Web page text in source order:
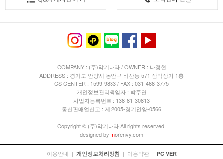
COMPANY : (주)악기나라 / OWNER : 나정현
ADDRESS : 경기도 안양시 동안구 비산동 571 삼익상가 1층
CS CENTER : 1599-9833 / FAX : 031-468-3775
개인정보관리책임자 : 박주연
사업자등록번호 : 138-81-30813
통신판매업신고 : 제 2005-경기안양-0566
Copyright © (주)악기나라 All rights reserved.
designed by morenvy.com
이용안내 | 개인정보처리방침 | 이용약관 | PC VER